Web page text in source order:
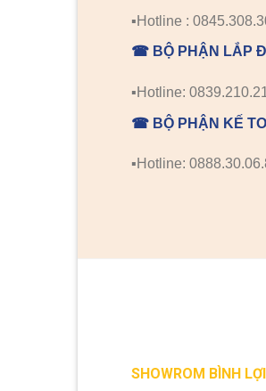
▪️Hotline :
☎ BỘ PHẬN LẮP
▪️Hotline:
☎ BỘ PHẬN KẾ
▪️Hotline:
SHOWROM BÌNH